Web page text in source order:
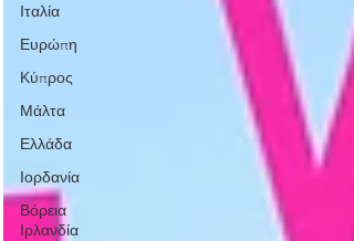
Ιταλία
Ευρώπη
Κύπρος
Μάλτα
Ελλάδα
Ιορδανία
Βόρεια
Ιρλανδία